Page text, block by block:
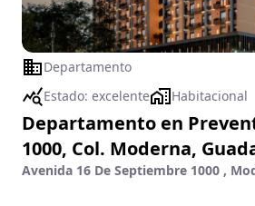
Departamento
Estado: excelente Habitacional
Departamento en
1000, Col. Moderna,